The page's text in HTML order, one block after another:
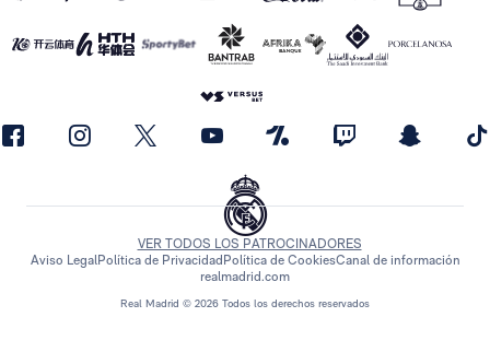
Real Madrid © 2026 Todos los derechos reservados
VER TODOS LOS PATROCINADORES
Aviso LegalPolítica de Privacidad Política de CookiesCanal de información
realmadrid.com